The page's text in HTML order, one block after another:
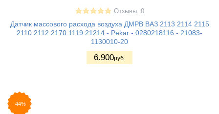
Отзывы: 0
Датчик массового расхода воздуха ДМРВ ВАЗ 2113 2114 2115
2110 2112 2170 1119 21214 - Pekar - 0280218116 - 21083-
1130010-20
6.900руб.
-44%